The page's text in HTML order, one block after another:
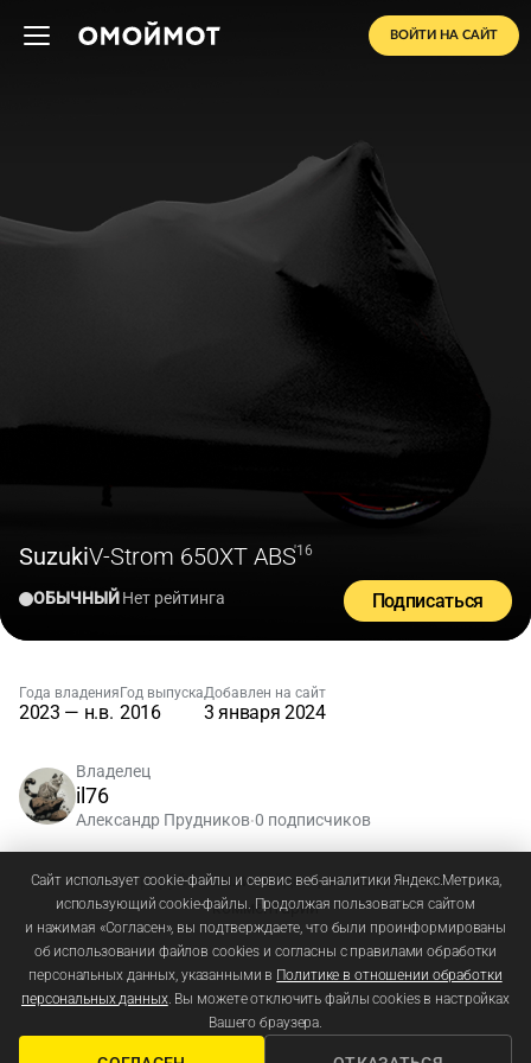
ВОЙТИ НА САЙТ
SuzukiV-Strom 650XT ABS'16
ОБЫЧНЫЙНет рейтинга Подписаться
Года владения
2023 — н.в.
Год выпуска
2016
Добавлен на сайт
3 января 2024
Владелец
il76
Александр Прудников•0 подписчиков
Зарегистрируйтесьиливойдите, чтобы добавлять
комментарии
Сайт использует cookie-файлы и сервис веб-аналитики Яндекс.Метрика,
использующий cookie-файлы. Продолжая пользоваться сайтом
и нажимая «Согласен», вы подтверждаете, что были проинформированы
об использовании файлов cookies и согласны с правилами обработки
персональных данных, указанными в Политике в отношении обработки
персональных данных. Вы можете отключить файлы cookies в настройках
Вашего браузера.